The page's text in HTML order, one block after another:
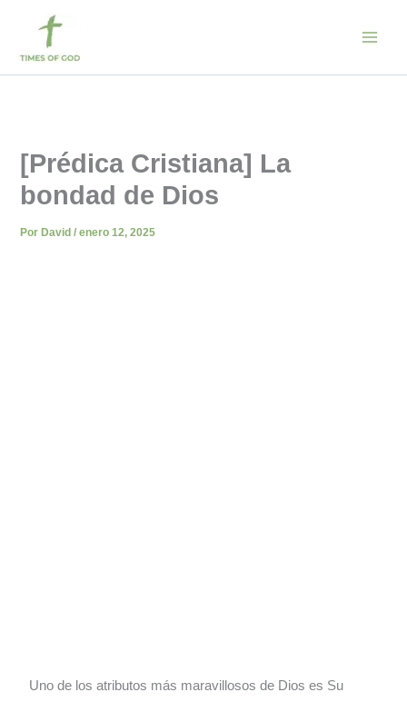
contenido
[Prédica Cristiana] La
bondad de Dios
Por David/enero 12, 2025
Uno de los atributos más maravillosos de Dios es Su